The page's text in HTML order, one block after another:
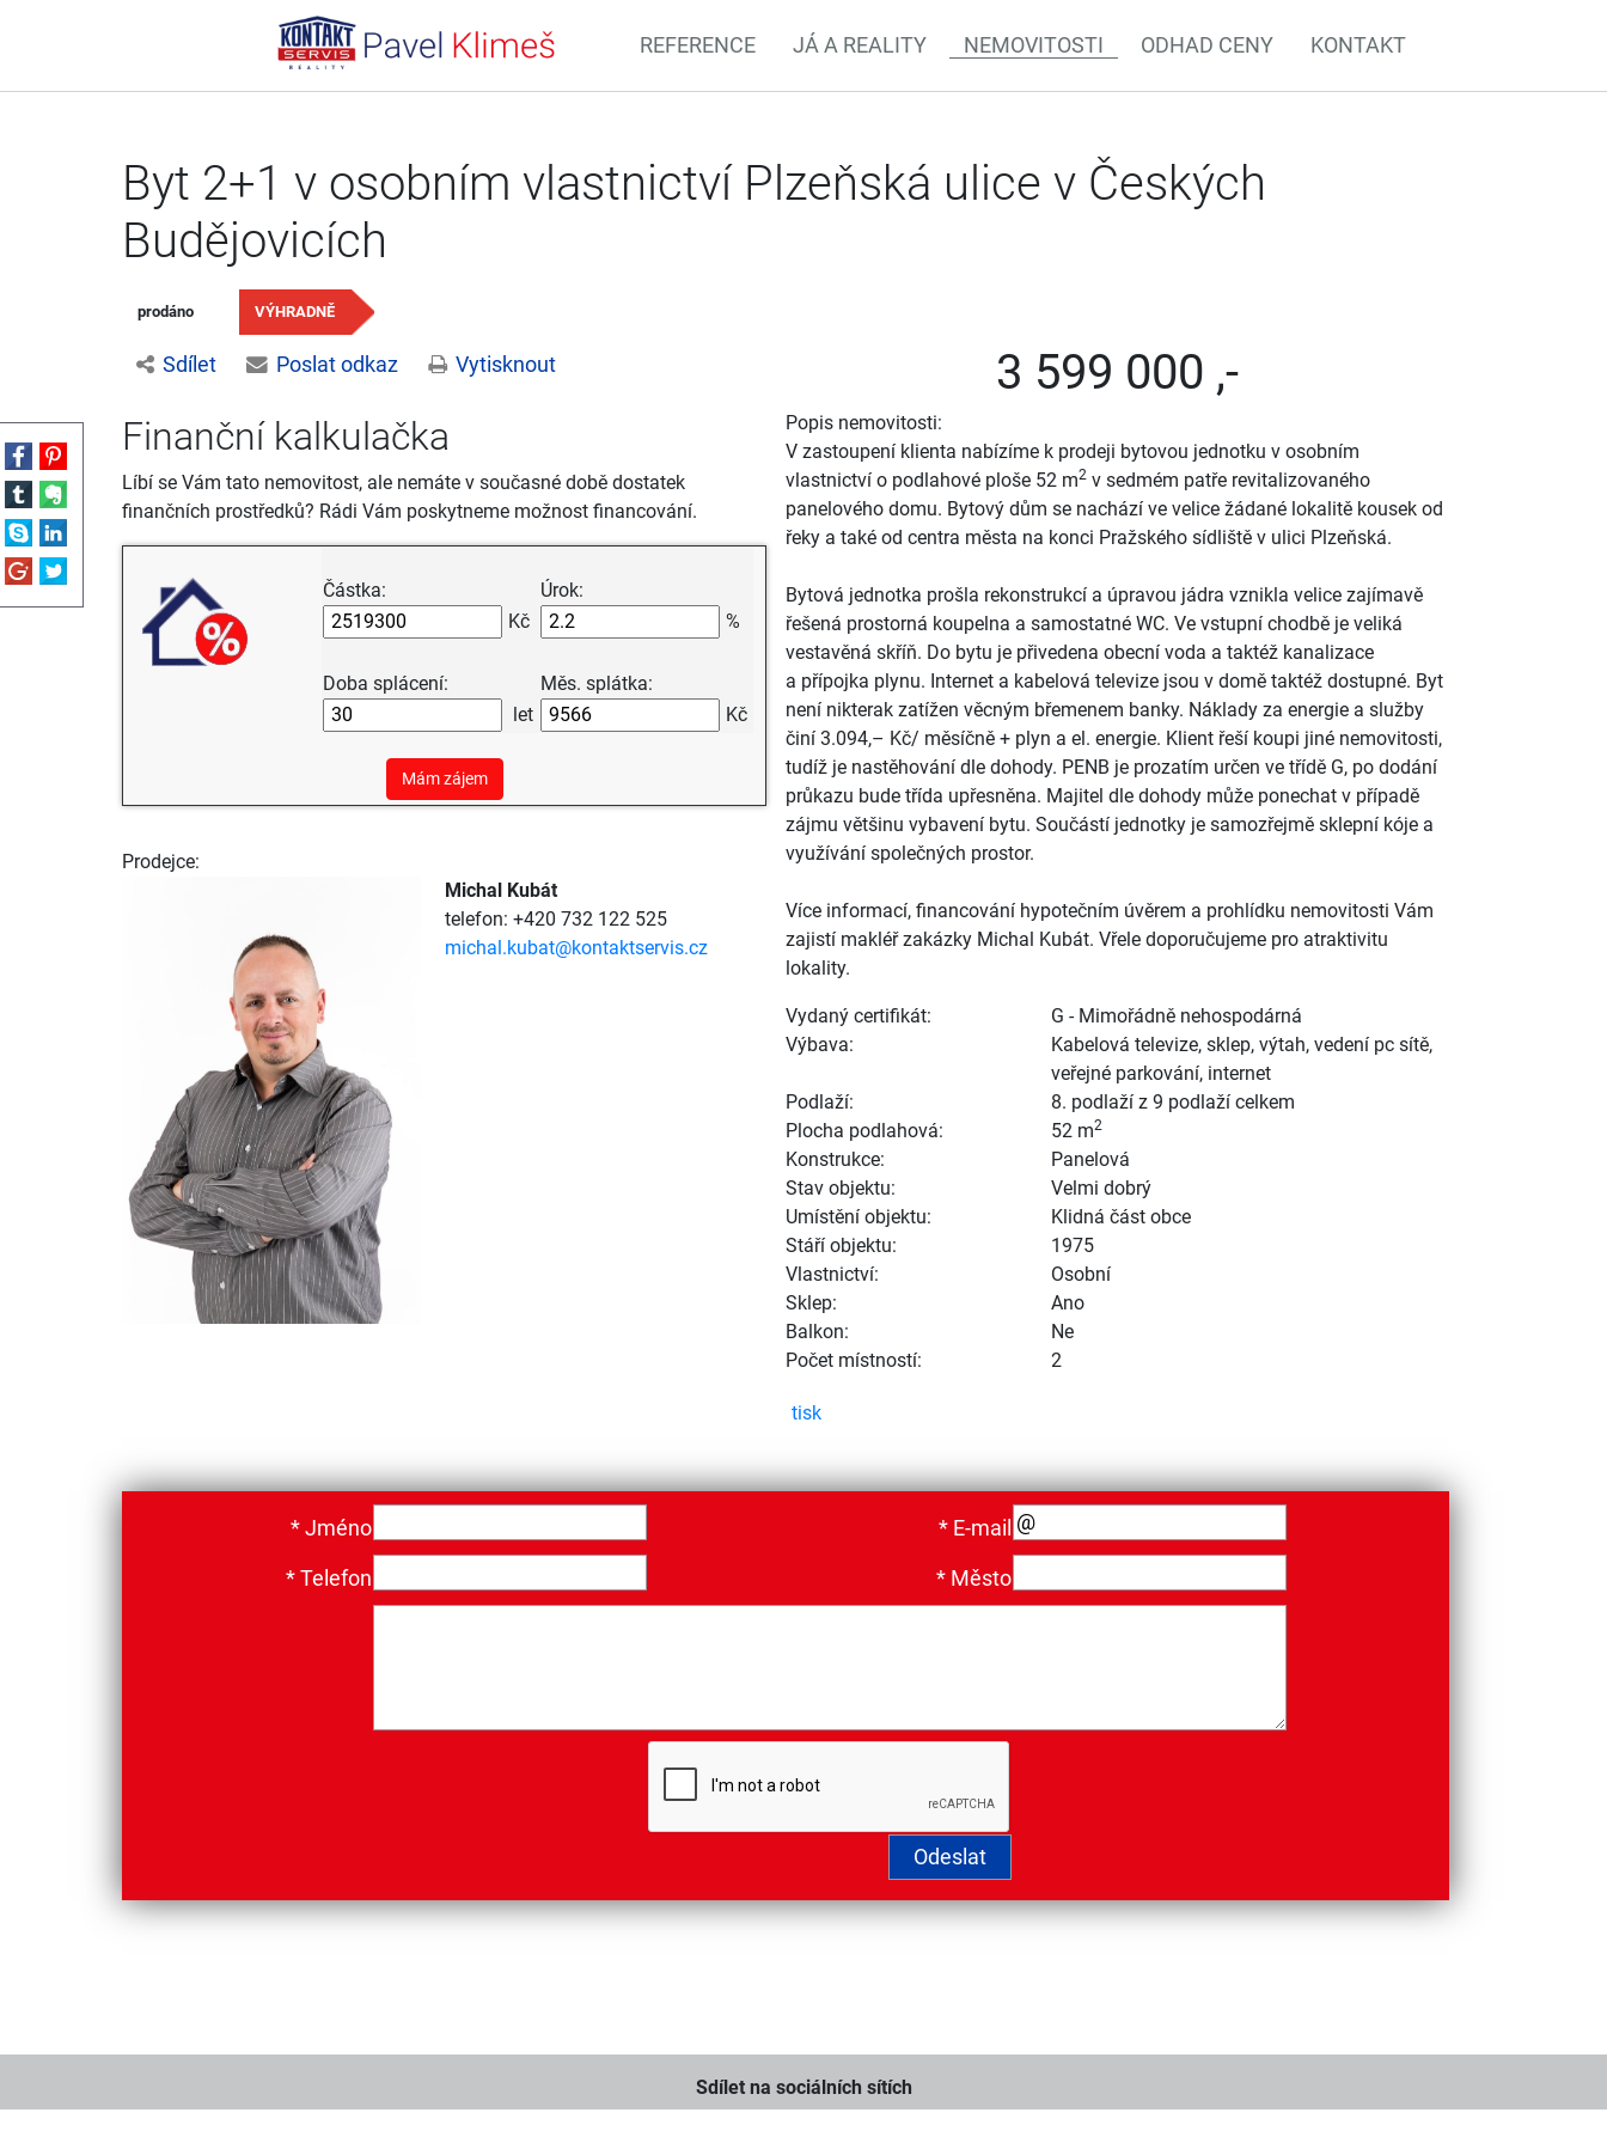
REFERENCE JÁ A REALITY NEMOVITOSTI ODHAD CENY KONTAKT
Byt 2+1 v osobním vlastnictví Plzeňská ulice v Českých
Budějovicích
prodáno VÝHRADNĚ
Sdílet Poslat odkaz Vytisknout
Finanční kalkulačka
Líbí se Vám tato nemovitost, ale nemáte v současné době dostatek
finančních prostředků? Rádi Vám poskytneme možnost financování.
Částka:
Kč
Úrok:
%
Doba splácení:
let
Měs. splátka:
Kč
Mám zájem
Prodejce:
Michal Kubát
telefon: +420 732 122 525
michal.kubat@kontaktservis.cz
3 599 000 ,-
Popis nemovitosti:
V zastoupení klienta nabízíme k prodeji bytovou jednotku v osobním
vlastnictví o podlahové ploše 52 m2 v sedmém patře revitalizovaného
panelového domu. Bytový dům se nachází ve velice žádané lokalitě kousek od
řeky a také od centra města na konci Pražského sídliště v ulici Plzeňská.
Bytová jednotka prošla rekonstrukcí a úpravou jádra vznikla velice zajímavě
řešená prostorná koupelna a samostatné WC. Ve vstupní chodbě je veliká
vestavěná skříň. Do bytu je přivedena obecní voda a taktéž kanalizace
a přípojka plynu. Internet a kabelová televize jsou v domě taktéž dostupné. Byt
není nikterak zatížen věcným břemenem banky. Náklady za energie a služby
činí 3.094,– Kč/ měsíčně + plyn a el. energie. Klient řeší koupi jiné nemovitosti,
tudíž je nastěhování dle dohody. PENB je prozatím určen ve třídě G, po dodání
průkazu bude třída upřesněna. Majitel dle dohody může ponechat v případě
zájmu většinu vybavení bytu. Součástí jednotky je samozřejmě sklepní kóje a
využívání společných prostor.
Více informací, financování hypotečním úvěrem a prohlídku nemovitosti Vám
zajistí makléř zakázky Michal Kubát. Vřele doporučujeme pro atraktivitu
lokality.
Vydaný certifikát:
G - Mimořádně nehospodárná
Výbava:
Kabelová televize, sklep, výtah, vedení pc sítě,
veřejné parkování, internet
Podlaží:
8. podlaží z 9 podlaží celkem
Plocha podlahová:
52 m2
Konstrukce:
Panelová
Stav objektu:
Velmi dobrý
Umístění objektu:
Klidná část obce
Stáří objektu:
1975
Vlastnictví:
Osobní
Sklep:
Ano
Balkon:
Ne
Počet místností:
2
tisk
* Jméno * E-mail
* Telefon * Město
Sdílet na sociálních sítích